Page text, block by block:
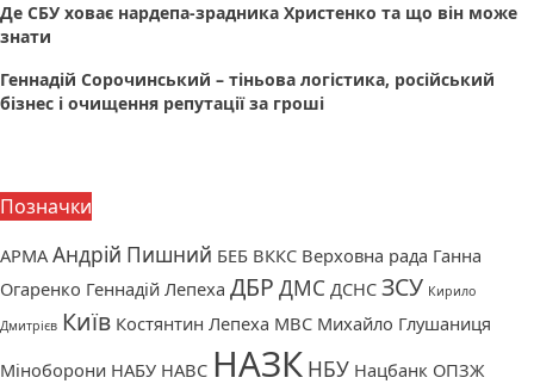
Де СБУ ховає нардепа-зрадника Христенко та що він може
знати
Геннадій Сорочинський – тіньова логістика, російський
бізнес і очищення репутації за гроші
Позначки
АРМА Андрій Пишний БЕБ ВККС Верховна рада Ганна
Огаренко Геннадій Лепеха ДБР ДМС ДСНС ЗСУ Кирило
Дмитрієв Київ Костянтин Лепеха МВС Михайло Глушаниця
Міноборони НАБУ НАВС НАЗК НБУ Нацбанк ОПЗЖ